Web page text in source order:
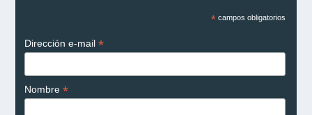
*campos obligatorios
Dirección e-mail *
Nombre *